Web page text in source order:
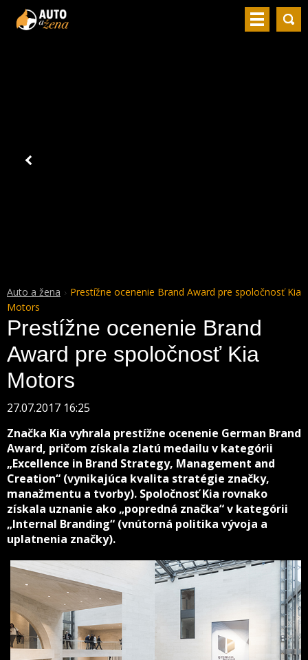
Auto a žena
Prestížne ocenenie Brand Award pre spoločnosť Kia
Motors
Prestížne ocenenie Brand
Award pre spoločnosť Kia
Motors
27.07.2017 16:25
Značka Kia vyhrala prestížne ocenenie German Brand
Award, pričom získala zlatú medailu v kategórii
„Excellence in Brand Strategy, Management and
Creation“ (vynikajúca kvalita stratégie značky,
manažmentu a tvorby). Spoločnosť Kia rovnako
získala uznanie ako „popredná značka“ v kategórii
„Internal Branding“ (vnútorná politika vývoja a
uplatnenia značky).